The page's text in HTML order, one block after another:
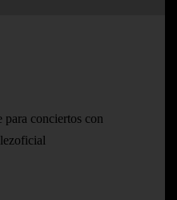
para conciertos con